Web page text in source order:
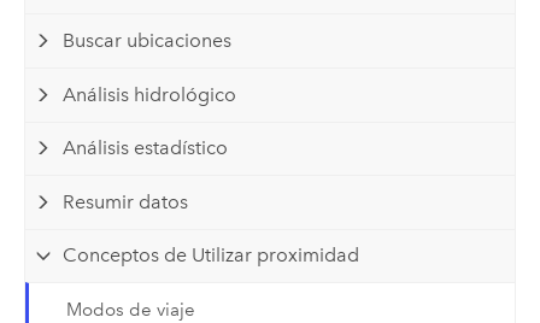
Buscar ubicaciones
Análisis hidrológico
Análisis estadístico
Resumir datos
Conceptos de Utilizar proximidad
Modos de viaje